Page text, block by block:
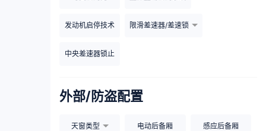
发动机启停技术 限滑差速器/差速锁
中央差速器锁止
外部/防盗配置
天窗类型 电动后备厢 感应后备厢